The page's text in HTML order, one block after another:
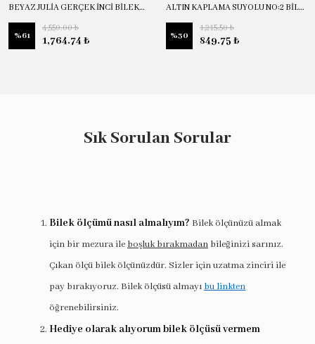
BEYAZ JULİA GERÇEK İNCİ BİLEKLİK
%61
4,550.00 ₺
1,764.74 ₺
ALTIN KAPLAMA SUYOLU NO:2 BİLEKLİK
%30
1,215.50 ₺
849.75 ₺
Sık Sorulan Sorular
Bilek ölçümü nasıl almalıyım? Bilek ölçünüzü almak
için bir mezura ile boşluk bırakmadan bileğinizi sarınız.
Çıkan ölçü bilek ölçünüzdür. Sizler için uzatma zinciri ile
pay bırakıyoruz. Bilek ölçüsü almayı bu linkten
öğrenebilirsiniz.
Hediye olarak alıyorum bilek ölçüsü vermem